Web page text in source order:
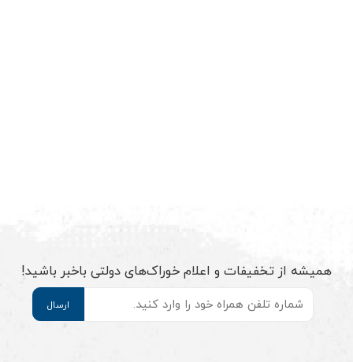
همیشه از تخفیفات و اعلام خوراک‌های دولتی باخبر باشید!